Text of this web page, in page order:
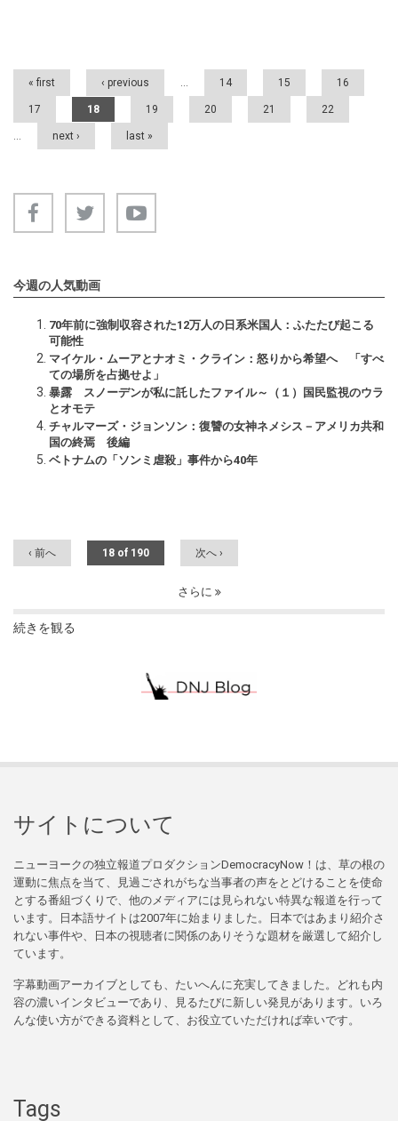
Pages
« first ‹ previous … 14 15 16
17 18 19 20 21 22
… next › last »
今週の人気動画
70年前に強制収容された12万人の日系米国人：ふたたび起こる
可能性
マイケル・ムーアとナオミ・クライン：怒りから希望へ 「すべ
ての場所を占拠せよ」
暴露 スノーデンが私に託したファイル～（１）国民監視のウラ
とオモテ
チャルマーズ・ジョンソン：復讐の女神ネメシス－アメリカ共和
国の終焉 後編
ベトナムの「ソンミ虐殺」事件から40年
‹ 前へ 18 of 190 次へ ›
さらに
続きを観る
サイトについて
ニューヨークの独立報道プロダクションDemocracyNow！は、草の根の
運動に焦点を当て、見過ごされがちな当事者の声をとどけることを使命
とする番組づくりで、他のメディアには見られない特異な報道を行って
います。日本語サイトは2007年に始まりました。日本ではあまり紹介さ
れない事件や、日本の視聴者に関係のありそうな題材を厳選して紹介し
ています。
字幕動画アーカイブとしても、たいへんに充実してきました。どれも内
容の濃いインタビューであり、見るたびに新しい発見があります。いろ
んな使い方ができる資料として、お役立ていただければ幸いです。
Tags